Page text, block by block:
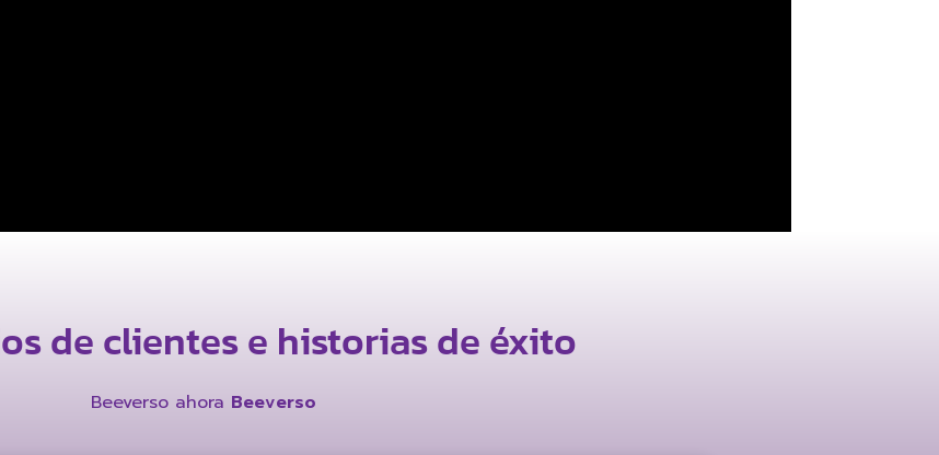
de clientes e historias de éxito
Beeverso ahora Beeverso